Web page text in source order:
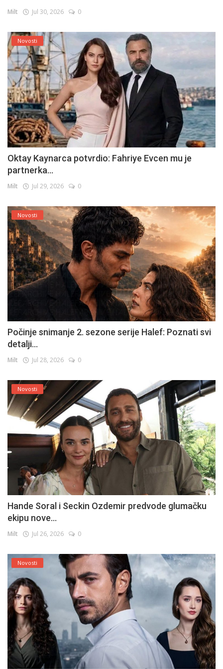
Milt Jul 30, 2026 0
Novosti
Oktay Kaynarca potvrdio: Fahriye Evcen mu je
partnerka...
Milt Jul 29, 2026 0
Novosti
Počinje snimanje 2. sezone serije Halef: Poznati svi
detalji...
Milt Jul 28, 2026 0
Novosti
Hande Soral i Seckin Ozdemir predvode glumačku
ekipu nove...
Milt Jul 26, 2026 0
Novosti